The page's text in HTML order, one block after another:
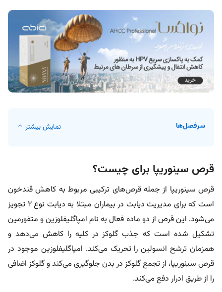
سرفصل‌ها نمایش بیشتر
قرص سینوریپا برای چیست؟
قرص سینوریپا از جمله قرص‌های ترکیبی مربوط به کاهش قندخون
است که برای مدیریت دیابت در بیماران مبتلا به دیابت نوع ۲ تجویز
می‌شود. این قرص از دو ماده فعال به نام امپاگلیفلوزین و متفورمین
تشکیل شده است که جذب گلوکز در کلیه را کاهش می‌دهد و
همزمان ترشح انسولین را تحریک می‌کند. امپاگلیفلوزین موجود در
قرص سینوریپا، از تجمع گلوکز در بدن جلوگیری می‌کند و گلوکز اضافی
را از طریق ادرار دفع می‌کند.